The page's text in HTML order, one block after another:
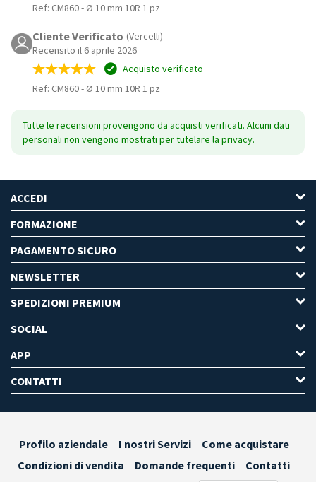
Ref: CM860- Ø 10 mm 10R 1 pz
Cliente Verificato (Vercelli)
Recensito il 6 aprile 2026
Acquisto verificato
Ref: CM860- Ø 10 mm 10R 1 pz
Tutte le recensioni provengono da acquisti verificati. Alcuni dati
personali non vengono mostrati per tutelare la privacy.
ACCEDI
FORMAZIONE
PAGAMENTO SICURO
NEWSLETTER
SPEDIZIONI PREMIUM
SOCIAL
APP
CONTATTI
Profilo aziendale I nostri Servizi
Come acquistare
Condizioni di vendita
Domande frequenti
Contatti